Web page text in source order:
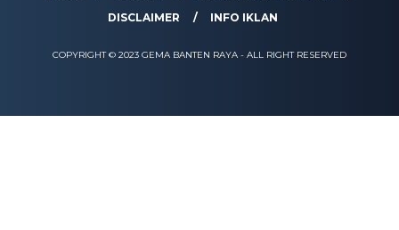
DISCLAIMER
INFO IKLAN
COPYRIGHT © 2023 GEMA BANTEN RAYA - ALL RIGHT RESERVED